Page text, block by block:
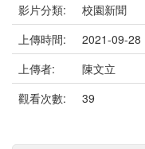
影片分類:
校園新聞
上傳時間:
2021-09-28
上傳者:
陳文立
觀看次數:
39